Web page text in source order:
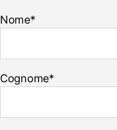
Nome*
Cognome*